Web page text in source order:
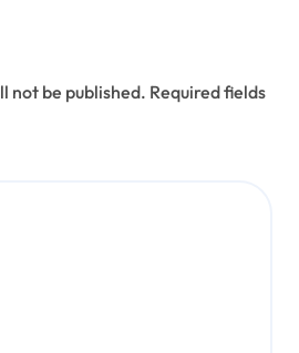
not be published. Required fields